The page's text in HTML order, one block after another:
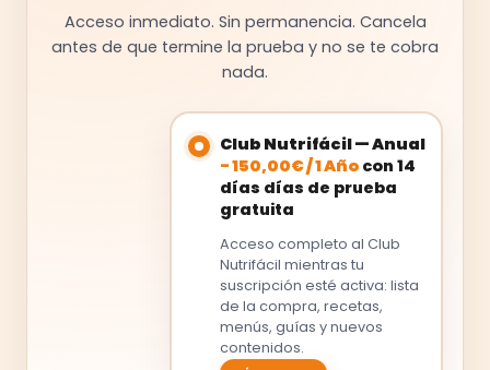
Acceso inmediato. Sin permanencia. Cancela
antes de que termine la prueba y no se te cobra
nada.
Club Nutrifácil — Anual
-150,00€/1 Año con 14
días días de prueba
gratuita
Acceso completo al Club
Nutrifácil mientras tu
suscripción esté activa: lista
de la compra, recetas,
menús, guías y nuevos
contenidos.